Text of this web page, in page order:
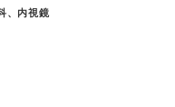
、内視鏡